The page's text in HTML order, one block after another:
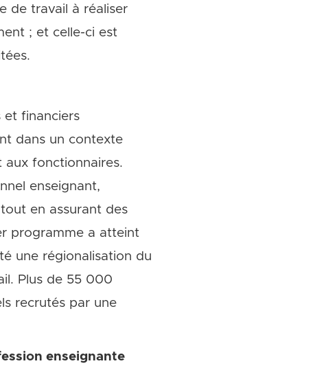
de travail à réaliser
; et celle-ci est
et financiers
dans un contexte
aux fonctionnaires.
enseignant,
en assurant des
programme a atteint
une régionalisation du
Plus de 55 000
recrutés par une
enseignante